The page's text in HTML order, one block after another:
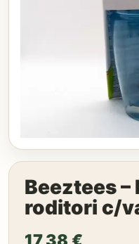
Beeztees –
roditori c/